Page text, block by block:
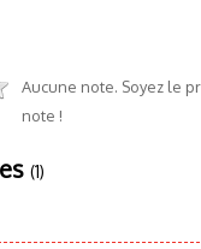
Aucune note. Soyez le
note !
(1)